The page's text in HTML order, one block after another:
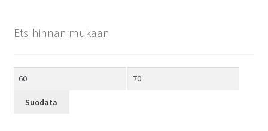
Etsi hinnan mukaan
Suodata